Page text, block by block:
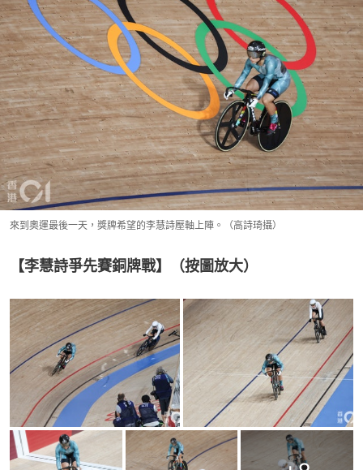
來到奧運最後一天，獎牌希望的李慧詩壓軸上陣。（高詩琦攝）
【李慧詩爭先賽銅牌戰】（按圖放大）